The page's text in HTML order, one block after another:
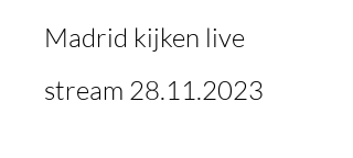
Madrid kijken live
stream 28.11.2023